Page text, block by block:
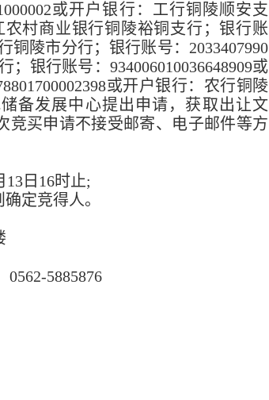
或开户银行：工行铜陵顺安支
农村商业银行铜陵裕铜支行；银行账
铜陵市分行；银行账号：2033407990
银行账号：934006010036648909或
或开户银行：农行铜陵
储备发展中心提出申请，获取出让文
竞买申请不接受邮寄、电子邮件等方
13日16时止;
定竞得人。
5885876